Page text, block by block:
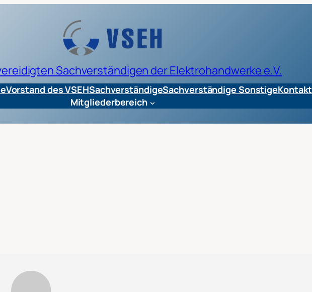
Sachverständigen der Elektrohandwerke e.V.
Vorstand des VSEHSachverständigeSachverständige SonstigeKontakt
Mitgliederbereich